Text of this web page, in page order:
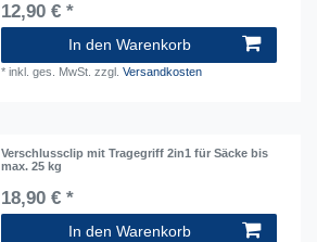
12,90 € *
In den Warenkorb
*inkl. ges. MwSt. zzgl.Versandkosten
Verschlussclip mit Tragegriff 2in1 für Säcke bis
max. 25 kg
18,90 € *
In den Warenkorb